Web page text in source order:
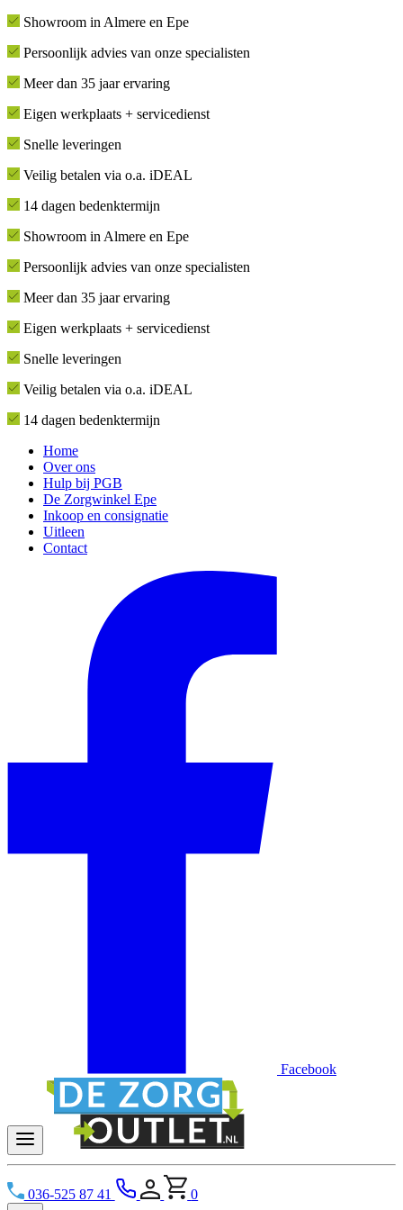
Showroom in Almere en Epe
Persoonlijk advies van onze specialisten
Meer dan 35 jaar ervaring
Eigen werkplaats + servicedienst
Snelle leveringen
Veilig betalen via o.a. iDEAL
14 dagen bedenktermijn
Showroom in Almere en Epe
Persoonlijk advies van onze specialisten
Meer dan 35 jaar ervaring
Eigen werkplaats + servicedienst
Snelle leveringen
Veilig betalen via o.a. iDEAL
14 dagen bedenktermijn
Home
Over ons
Hulp bij PGB
De Zorgwinkel Epe
Inkoop en consignatie
Uitleen
Contact
Facebook
036-525 87 41 0